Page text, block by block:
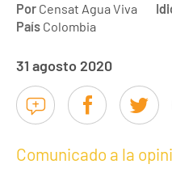
Por Censat Agua Viva
País Colombia
31 agosto 2020
Comunicado a la